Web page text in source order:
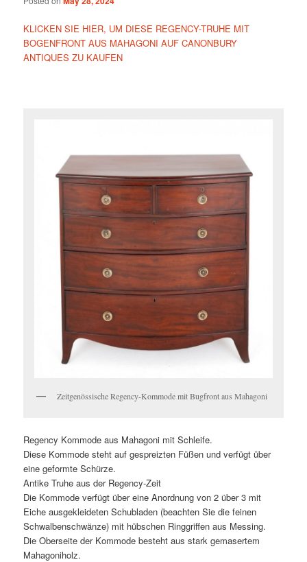
KLICKEN SIE HIER, UM DIESE REGENCY-TRUHE MIT
BOGENFRONT AUS MAHAGONI AUF CANONBURY
ANTIQUES ZU KAUFEN
Zeitgenössische Regency-Kommode mit Bugfront aus Mahagoni
Regency Kommode aus Mahagoni mit Schleife.
Diese Kommode steht auf gespreizten Füßen und verfügt über
eine geformte Schürze.
Antike Truhe aus der Regency-Zeit
Die Kommode verfügt über eine Anordnung von 2 über 3 mit
Eiche ausgekleideten Schubladen (beachten Sie die feinen
Schwalbenschwänze) mit hübschen Ringgriffen aus Messing.
Die Oberseite der Kommode besteht aus stark gemasertem
Mahagoniholz.